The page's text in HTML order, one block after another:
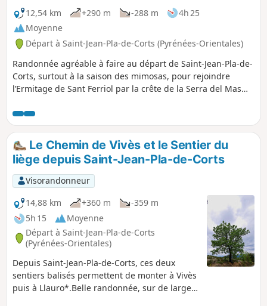
12,54 km
+290 m -288 m
4h 25
Moyenne
Départ à Saint-Jean-Pla-de-Corts (Pyrénées-Orientales)
Randonnée agréable à faire au départ de Saint-Jean-Pla-de-
Corts, surtout à la saison des mimosas, pour rejoindre
l’Ermitage de Sant Ferriol par la crête de la Serra del Mas
Plusieurs poins de vue sur Céret, le massif du Canigou.
Pistes, chemins et sentiers de terre, au retour route
goudronnée. Pas de difficultés sur le trajet.
Le Chemin de Vivès et le Sentier du
liège depuis Saint-Jean-Pla-de-Corts
Visorandonneur
14,88 km
+360 m
-359 m
5h 15
Moyenne
Départ à Saint-Jean-Pla-de-Corts
(Pyrénées-Orientales)
Depuis Saint-Jean-Pla-de-Corts, ces deux
sentiers balisés permettent de monter à Vivès
puis à Llauro*.Belle randonnée, sur de larges